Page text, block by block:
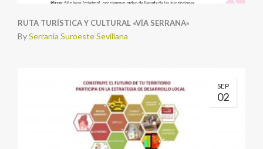
RUTA TURÍSTICA Y CULTURAL «VÍA SERRANA»
BySerrania Suroeste Sevillana
SEP
02